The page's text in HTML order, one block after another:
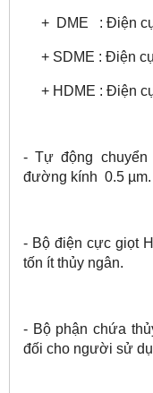
+ DME : Điện
+ SDME : Điện
+ HDME : Điện
- Tự động chuyển
đường kính 0.5 µm.
- Bộ điện cực giọt
tốn ít thủy ngân.
- Bộ phận chứa
đối cho người sử